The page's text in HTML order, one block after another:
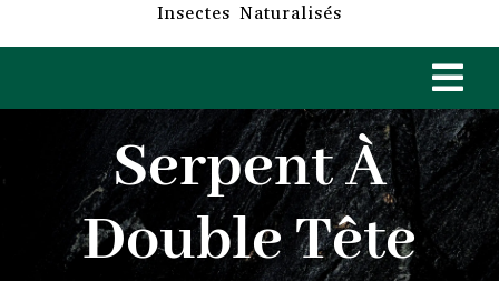
Insectes Naturalisés
INSECTES NATURALISÉS
Serpent À
Double Tête